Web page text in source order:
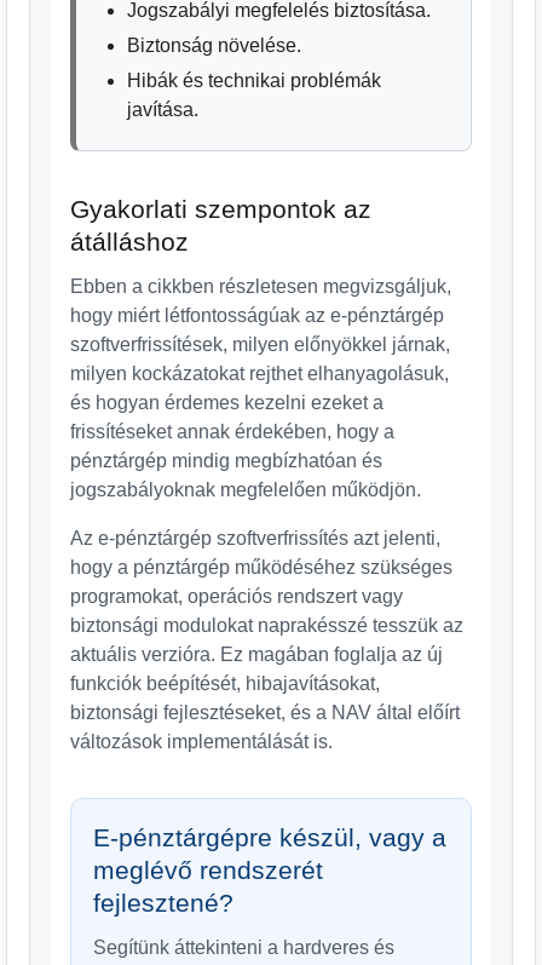
Jogszabályi megfelelés biztosítása.
Biztonság növelése.
Hibák és technikai problémák
javítása.
Gyakorlati szempontok az
átálláshoz
Ebben a cikkben részletesen megvizsgáljuk,
hogy miért létfontosságúak az e-pénztárgép
szoftverfrissítések, milyen előnyökkel járnak,
milyen kockázatokat rejthet elhanyagolásuk,
és hogyan érdemes kezelni ezeket a
frissítéseket annak érdekében, hogy a
pénztárgép mindig megbízhatóan és
jogszabályoknak megfelelően működjön.
Az e-pénztárgép szoftverfrissítés azt jelenti,
hogy a pénztárgép működéséhez szükséges
programokat, operációs rendszert vagy
biztonsági modulokat naprakésszé tesszük az
aktuális verzióra. Ez magában foglalja az új
funkciók beépítését, hibajavításokat,
biztonsági fejlesztéseket, és a NAV által előírt
változások implementálását is.
E-pénztárgépre készül, vagy a
meglévő rendszerét
fejlesztené?
Segítünk áttekinteni a hardveres és